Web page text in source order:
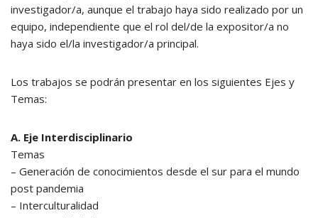
investigador/a, aunque el trabajo haya sido realizado por un
equipo, independiente que el rol del/de la expositor/a no
haya sido el/la investigador/a principal.
Los trabajos se podrán presentar en los siguientes Ejes y
Temas:
A. Eje Interdisciplinario
Temas
– Generación de conocimientos desde el sur para el mundo
post pandemia
– Interculturalidad